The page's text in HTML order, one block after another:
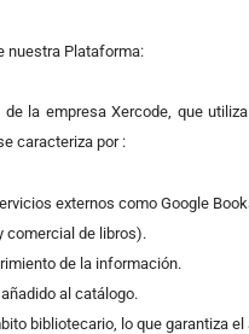
nuestra Plataforma:
la empresa Xercode, que
caracteriza por :
externos como Google
comercial de libros).
de la información.
al catálogo.
bibliotecario, lo que garantiza